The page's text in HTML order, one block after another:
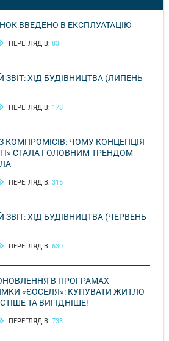
ВВЕДЕНО В ЕКСПЛУАТАЦІЮ
ПЕРЕГЛЯДІВ: 83
ХІД БУДІВНИЦТВА (ЛИПЕНЬ
ПЕРЕГЛЯДІВ: 178
КОМПРОМІСІВ: ЧОМУ КОНЦЕПЦІЯ
СТАЛА ГОЛОВНИМ ТРЕНДОМ
ПЕРЕГЛЯДІВ: 315
ХІД БУДІВНИЦТВА (ЧЕРВЕНЬ
ПЕРЕГЛЯДІВ: 630
В ПРОГРАМАХ
«ЄОСЕЛЯ»: КУПУВАТИ ЖИТЛО
ТА ВИГІДНІШЕ!
ПЕРЕГЛЯДІВ: 733